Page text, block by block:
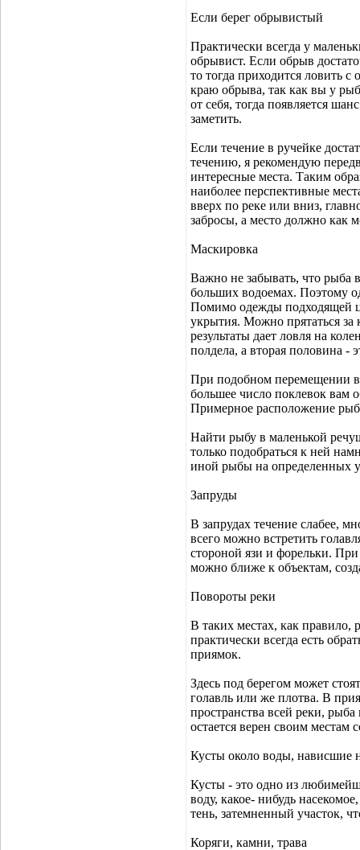
Если берег обрывистый
Практически всегда у
обрывист. Если обрыв
то тогда приходится ловить
краю обрыва, так как вы у
от себя, тогда появляется
заметить.
Если течение в ручейке
течению, я рекомендую
интересные места. Таким
наиболее перспективные
вверх по реке или вниз,
забросы, а место должно как
Маскировка
Важно не забывать, что рыба
больших водоемах. Поэтому
Помимо одежды подходящей
укрытия. Можно прятаться за
результаты дает ловля на
полдела, а вторая половина -
При подобном перемещении
большее число поклевок вам
Примерное расположение
Найти рыбу в маленькой
только подобраться к ней
иной рыбы на определенных
Запруды
В запрудах течение слабее,
всего можно встретить
стороной язи и форельки.
можно ближе к объектам,
Повороты реки
В таких местах, как правило,
практически всегда есть
приямок.
Здесь под берегом может
голавль или же плотва. В
пространства всей реки,
остается верен своим местам
Кусты около воды, нависшие
Кусты - это одно из
воду, какое- нибудь
тень, затемненный участок,
Коряги, камни, трава